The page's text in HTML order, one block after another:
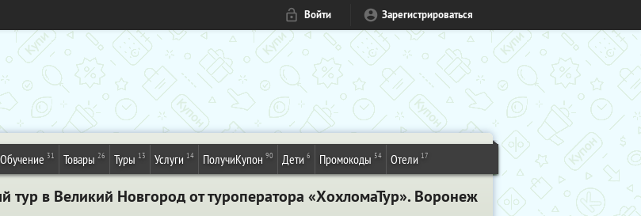
Войти Зарегистрироваться
Обучение 31 Товары 26 Туры 13 Услуги 14 ПолучиКупон 90 Дети 6 Промокоды 54 Отели 17
тур в Великий Новгород от туроператора «ХохломаТур». Воронеж